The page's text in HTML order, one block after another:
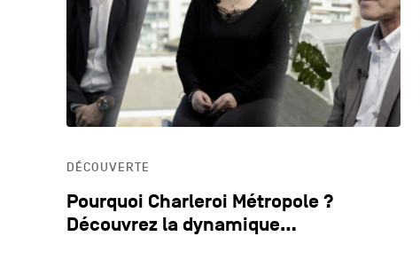
DÉCOUVERTE
Pourquoi Charleroi Métropole ?
Découvrez la dynamique…